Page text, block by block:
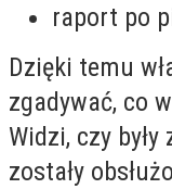
raport po
Dzięki temu
zgadywać, co
Widzi, czy
zostały